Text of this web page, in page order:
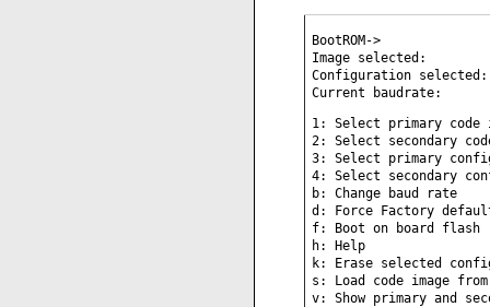
BootROM->
Image selected:
Configuration
Current baudrate:
1: Select primary code
2: Select secondary
3: Select primary
4: Select secondary
b: Change baud rate
d: Force Factory
f: Boot on board flash
h: Help
k: Erase selected
s: Load code image
v: Show primary and